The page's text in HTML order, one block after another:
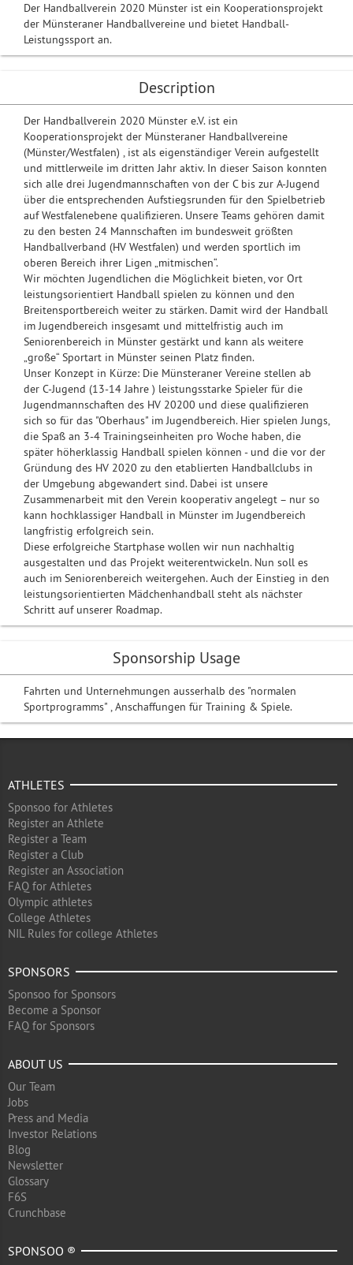
Der Handballverein 2020 Münster ist ein Kooperationsprojekt
der Münsteraner Handballvereine und bietet Handball-
Leistungssport an.
Description
Der Handballverein 2020 Münster e.V. ist ein
Kooperationsprojekt der Münsteraner Handballvereine
(Münster/Westfalen) , ist als eigenständiger Verein aufgestellt
und mittlerweile im dritten Jahr aktiv. In dieser Saison konnten
sich alle drei Jugendmannschaften von der C bis zur A-Jugend
über die entsprechenden Aufstiegsrunden für den Spielbetrieb
auf Westfalenebene qualifizieren. Unsere Teams gehören damit
zu den besten 24 Mannschaften im bundesweit größten
Handballverband (HV Westfalen) und werden sportlich im
oberen Bereich ihrer Ligen „mitmischen“.
Wir möchten Jugendlichen die Möglichkeit bieten, vor Ort
leistungsorientiert Handball spielen zu können und den
Breitensportbereich weiter zu stärken. Damit wird der Handball
im Jugendbereich insgesamt und mittelfristig auch im
Seniorenbereich in Münster gestärkt und kann als weitere
„große“ Sportart in Münster seinen Platz finden.
Unser Konzept in Kürze: Die Münsteraner Vereine stellen ab
der C-Jugend (13-14 Jahre ) leistungsstarke Spieler für die
Jugendmannschaften des HV 20200 und diese qualifizieren
sich so für das "Oberhaus" im Jugendbereich. Hier spielen Jungs,
die Spaß an 3-4 Trainingseinheiten pro Woche haben, die
später höherklassig Handball spielen können - und die vor der
Gründung des HV 2020 zu den etablierten Handballclubs in
der Umgebung abgewandert sind. Dabei ist unsere
Zusammenarbeit mit den Verein kooperativ angelegt – nur so
kann hochklassiger Handball in Münster im Jugendbereich
langfristig erfolgreich sein.
Diese erfolgreiche Startphase wollen wir nun nachhaltig
ausgestalten und das Projekt weiterentwickeln. Nun soll es
auch im Seniorenbereich weitergehen. Auch der Einstieg in den
leistungsorientierten Mädchenhandball steht als nächster
Schritt auf unserer Roadmap.
Sponsorship Usage
Fahrten und Unternehmungen ausserhalb des "normalen
Sportprogramms" , Anschaffungen für Training & Spiele.
ATHLETES
Sponsoo for Athletes
Register an Athlete
Register a Team
Register a Club
Register an Association
FAQ for Athletes
Olympic athletes
College Athletes
NIL Rules for college Athletes
SPONSORS
Sponsoo for Sponsors
Become a Sponsor
FAQ for Sponsors
ABOUT US
Our Team
Jobs
Press and Media
Investor Relations
Blog
Newsletter
Glossary
F6S
Crunchbase
SPONSOO ®